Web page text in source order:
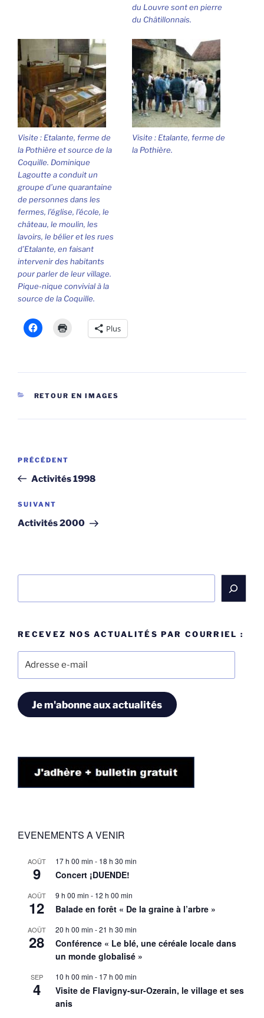
du Louvre sont en pierre
du Châtillonnais.
Visite : Etalante, ferme de
la Pothière et source de la
Coquille. Dominique
Lagoutte a conduit un
groupe d’une quarantaine
de personnes dans les
fermes, l’église, l’école, le
château, le moulin, les
lavoirs, le bélier et les rues
d’Etalante, en faisant
intervenir des habitants
pour parler de leur village.
Pique-nique convivial à la
source de la Coquille.
Visite : Etalante, ferme de
la Pothière.
Plus
CATÉGORIES
RETOUR EN IMAGES
Navigation
l’article
Article
précédent
PRÉCÉDENT
Activités 1998
Article
suivant
SUIVANT
Activités 2000
RECEVEZ NOS ACTUALITÉS PAR COURRIEL :
Je m'abonne aux actualités
EVENEMENTS A VENIR
AOÛT
9
17 h 00 min - 18 h 30 min
Concert ¡DUENDE!
AOÛT
12
9 h 00 min - 12 h 00 min
Balade en forêt « De la graine à l’arbre »
AOÛT
28
20 h 00 min -21 h 30 min
Conférence « Le blé, une céréale locale dans
un monde globalisé »
SEP
4
10 h 00 min - 17 h 00 min
Visite de Flavigny-sur-Ozerain, le village et ses
anis